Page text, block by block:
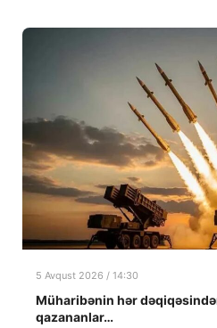
5 Avqust 2026 / 14:30
Müharibənin hər
qazananlar…